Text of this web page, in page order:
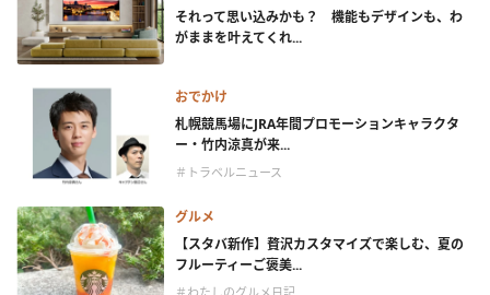
それって思い込みかも？ 機能もデザインも、わ
がままを叶えてくれ...
おでかけ
札幌競馬場にJRA年間プロモーションキャラクタ
ー・竹内涼真が来...
＃トラベルニュース
グルメ
【スタバ新作】贅沢カスタマイズで楽しむ、夏の
フルーティーご褒美...